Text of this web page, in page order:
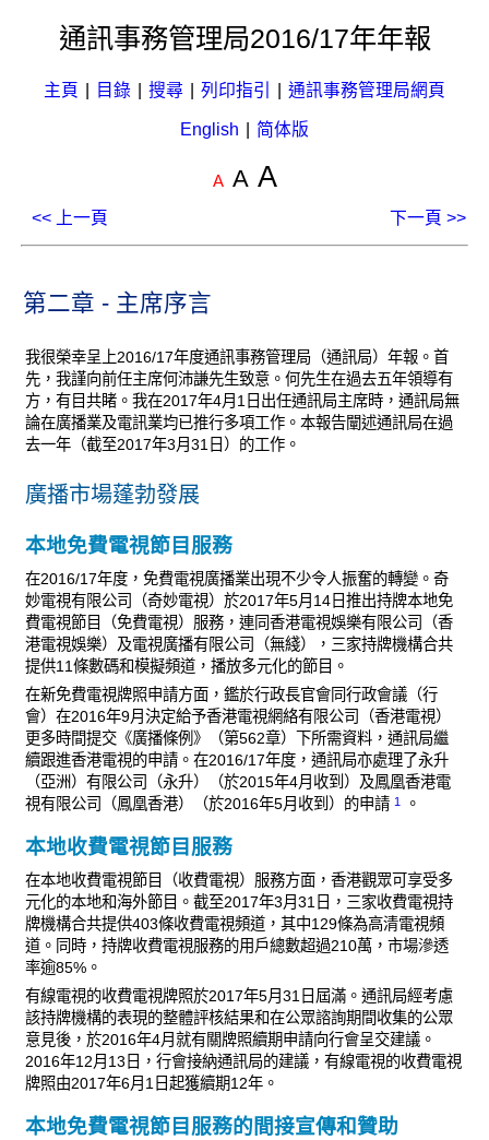
通訊事務管理局2016/17年年報
主頁 目錄 搜尋 列印指引 通訊事務管理局網頁
English 简体版
A A A
<< 上一頁 下一頁 >>
第二章 - 主席序言
我很榮幸呈上2016/17年度通訊事務管理局（通訊局）年報。首
先，我謹向前任主席何沛謙先生致意。何先生在過去五年領導有
方，有目共睹。我在2017年4月1日出任通訊局主席時，通訊局無
論在廣播業及電訊業均已推行多項工作。本報告闡述通訊局在過
去一年（截至2017年3月31日）的工作。
廣播市場蓬勃發展
本地免費電視節目服務
在2016/17年度，免費電視廣播業出現不少令人振奮的轉變。奇
妙電視有限公司（奇妙電視）於2017年5月14日推出持牌本地免
費電視節目（免費電視）服務，連同香港電視娛樂有限公司（香
港電視娛樂）及電視廣播有限公司（無綫），三家持牌機構合共
提供11條數碼和模擬頻道，播放多元化的節目。
在新免費電視牌照申請方面，鑑於行政長官會同行政會議（行
會）在2016年9月決定給予香港電視網絡有限公司（香港電視）
更多時間提交《廣播條例》（第562章）下所需資料，通訊局繼
續跟進香港電視的申請。在2016/17年度，通訊局亦處理了永升
（亞洲）有限公司（永升）（於2015年4月收到）及鳳凰香港電
視有限公司（鳳凰香港）（於2016年5月收到）的申請 1 。
本地收費電視節目服務
在本地收費電視節目（收費電視）服務方面，香港觀眾可享受多
元化的本地和海外節目。截至2017年3月31日，三家收費電視持
牌機構合共提供403條收費電視頻道，其中129條為高清電視頻
道。同時，持牌收費電視服務的用戶總數超過210萬，市場滲透
率逾85%。
有線電視的收費電視牌照於2017年5月31日屆滿。通訊局經考慮
該持牌機構的表現的整體評核結果和在公眾諮詢期間收集的公眾
意見後，於2016年4月就有關牌照續期申請向行會呈交建議。
2016年12月13日，行會接納通訊局的建議，有線電視的收費電視
牌照由2017年6月1日起獲續期12年。
本地免費電視節目服務的間接宣傳和贊助